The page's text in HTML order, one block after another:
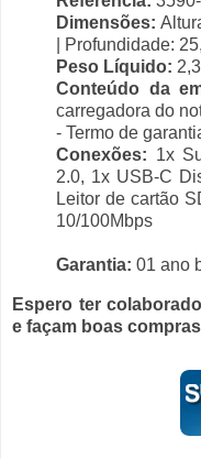
Dimensões:
| Profundidade:
Peso Líquido:
Conteúdo da
carregadora do
- Termo de
Conexões: 1x
2.0, 1x USB-C
Leitor de cartão
10/100Mbps
Garantia: 01 ano
Espero ter
e façam boas